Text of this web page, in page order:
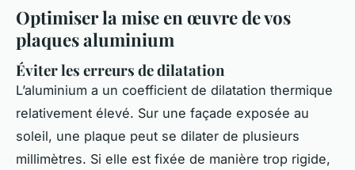
Optimiser la mise en œuvre de vos
plaques aluminium
Éviter les erreurs de dilatation
L’aluminium a un coefficient de dilatation thermique
relativement élevé. Sur une façade exposée au
soleil, une plaque peut se dilater de plusieurs
millimètres. Si elle est fixée de manière trop rigide,